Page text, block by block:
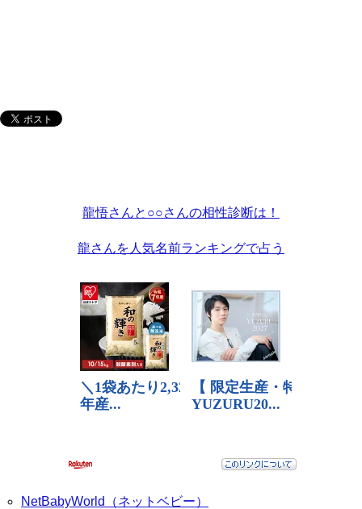
龍悟さんと○○さんの相性診断は！
龍さんを人気名前ランキングで占う
NetBabyWorld（ネットベビー）